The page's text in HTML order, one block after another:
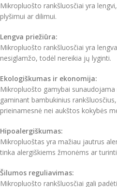
Mikropluošto rankšluosčiai yra
plyšimui ar dilimui.
Lengva priežiūra:
Mikropluošto rankšluosčiai yra
nesiglamžo, todėl nereikia jų lyginti.
Ekologiškumas ir ekonomija:
Mikropluošto gamybai
gaminant bambukinius
prieinamesnė nei aukštos kokybės
Hipoalergiškumas:
Mikropluoštas yra mažiau jautrus
tinka alergiškiems žmonėms ar
Šilumos reguliavimas:
Mikropluošto rankšluosčiai gali